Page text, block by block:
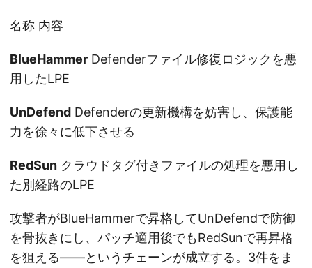
名称 内容
BlueHammer Defenderファイル修復ロジックを悪
用したLPE
UnDefend Defenderの更新機構を妨害し、保護能
力を徐々に低下させる
RedSun クラウドタグ付きファイルの処理を悪用し
た別経路のLPE
攻撃者がBlueHammerで昇格してUnDefendで防御
を骨抜きにし、パッチ適用後でもRedSunで再昇格
を狙える——というチェーンが成立する。3件をま